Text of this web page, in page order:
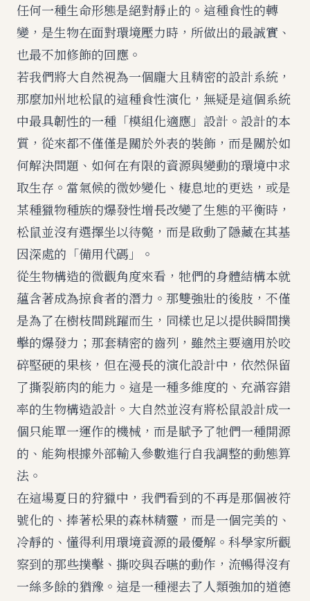
任何一種生命形態是絕對靜止的。這種食性的轉
變，是生物在面對環境壓力時，所做出的最誠實、
也最不加修飾的回應。
若我們將大自然視為一個龐大且精密的設計系統，
那麼加州地松鼠的這種食性演化，無疑是這個系統
中最具韌性的一種「模組化適應」設計。設計的本
質，從來都不僅僅是關於外表的裝飾，而是關於如
何解決問題、如何在有限的資源與變動的環境中求
取生存。當氣候的微妙變化、棲息地的更迭，或是
某種獵物種族的爆發性增長改變了生態的平衡時，
松鼠並沒有選擇坐以待斃，而是啟動了隱藏在其基
因深處的「備用代碼」。
從生物構造的微觀角度來看，牠們的身體結構本就
蘊含著成為掠食者的潛力。那雙強壯的後肢，不僅
是為了在樹枝間跳躍而生，同樣也足以提供瞬間撲
擊的爆發力；那套精密的齒列，雖然主要適用於咬
碎堅硬的果核，但在漫長的演化設計中，依然保留
了撕裂筋肉的能力。這是一種多維度的、充滿容錯
率的生物構造設計。大自然並沒有將松鼠設計成一
個只能單一運作的機械，而是賦予了牠們一種開源
的、能夠根據外部輸入參數進行自我調整的動態算
法。
在這場夏日的狩獵中，我們看到的不再是那個被符
號化的、捧著松果的森林精靈，而是一個完美的、
冷靜的、懂得利用環境資源的最優解。科學家所觀
察到的那些撲擊、撕咬與吞嚥的動作，流暢得沒有
一絲多餘的猶豫。這是一種褪去了人類強加的道德